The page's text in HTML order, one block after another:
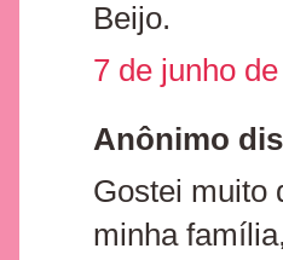
Beijo.
7 de junho
Anônimo
Gostei muito
minha